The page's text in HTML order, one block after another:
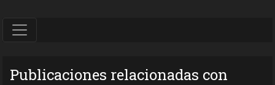
Publicaciones relacionadas con